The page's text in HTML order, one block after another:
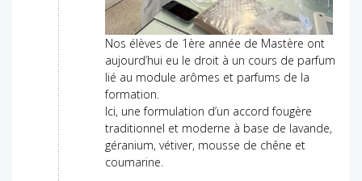
Nos élèves de 1ère année de Mastère ont
aujourd’hui eu le droit à un cours de parfum
lié au module arômes et parfums de la
formation.
Ici, une formulation d’un accord fougère
traditionnel et moderne à base de lavande,
géranium, vétiver, mousse de chêne et
coumarine.